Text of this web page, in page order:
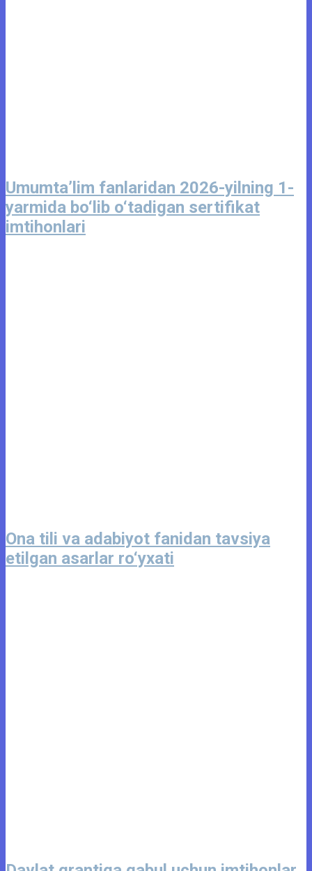
Umumta’lim fanlaridan 2026-yilning 1-
yarmida bo‘lib o‘tadigan sertifikat
imtihonlari
Ona tili va adabiyot fanidan tavsiya
etilgan asarlar ro‘yxati